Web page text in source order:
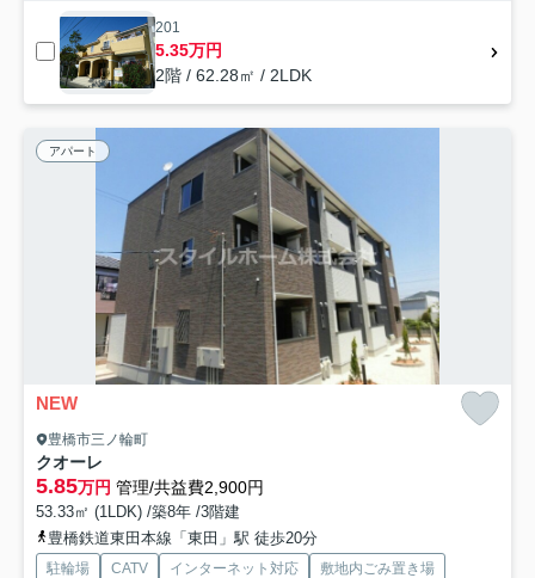
201
5.35万円
2階 / 62.28㎡ / 2LDK
アパート
NEW
豊橋市三ノ輪町
クオーレ
5.85万円 管理/共益費2,900円
53.33㎡ (1LDK) /築8年 /3階建
豊橋鉄道東田本線「東田」駅 徒歩20分
駐輪場 CATV インターネット対応
敷地内ごみ置き場